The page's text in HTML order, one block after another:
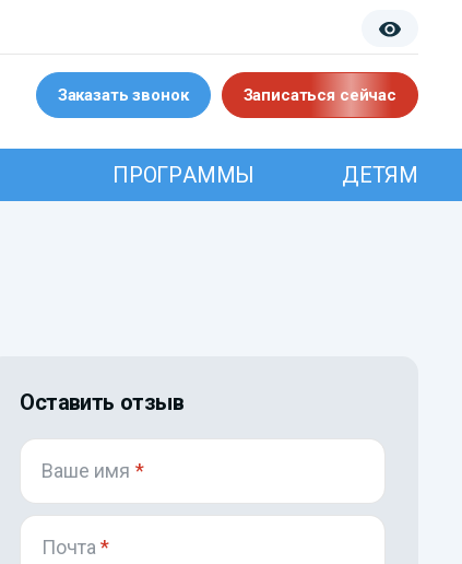
Заказать звонок Записаться сейчас
ПРОГРАММЫ ДЕТЯМ
Оставить отзыв
Ваше имя *
Почта*